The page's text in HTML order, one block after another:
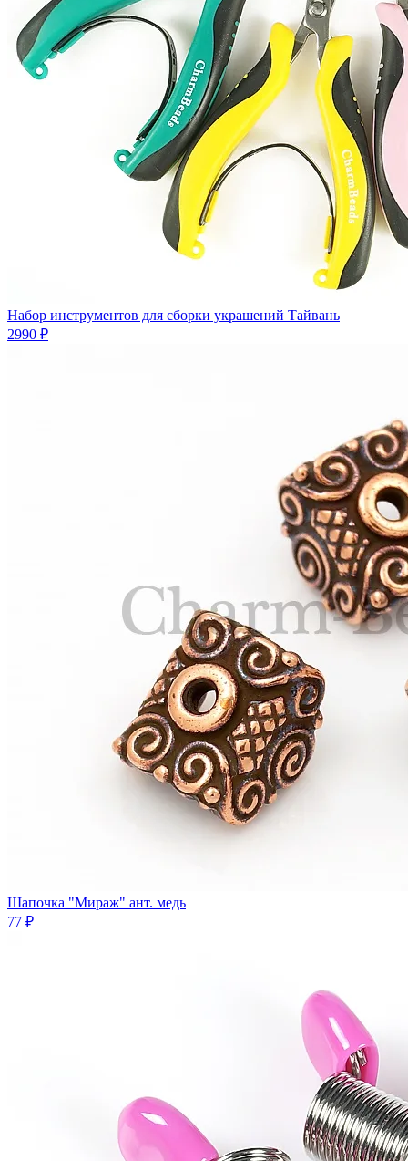
Набор инструментов для сборки украшений Тайвань
2990 ₽
Шапочка "Мираж" ант. медь
77 ₽